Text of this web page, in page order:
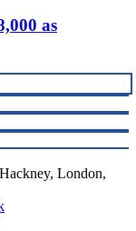
as
London,